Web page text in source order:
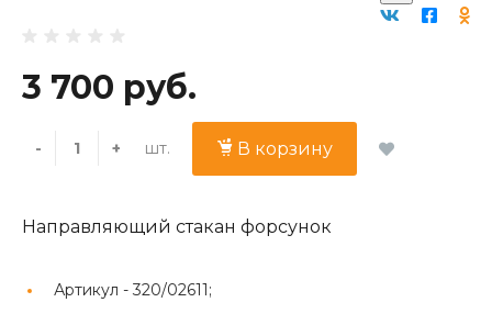
3 700 руб.
- + шт. В корзину
Направляющий стакан форсунок
Артикул - 320/02611;